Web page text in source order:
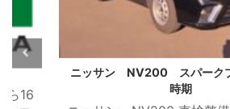
交換 応急パンク修理の後
パンクをしたので車載のパ